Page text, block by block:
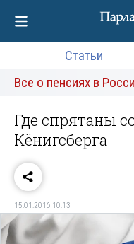
Статьи
Все о пенсиях в
Где спрятаны
Кёнигсберга
15.01.2016 10:13